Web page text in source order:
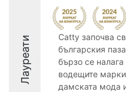
Лауреати
Catty започва
българския
бързо се налага
водещите
дамската мода